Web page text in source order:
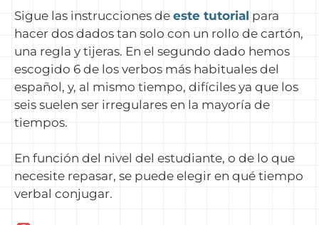
Sigue las instrucciones de este tutorial para
hacer dos dados tan solo con un rollo de cartón,
una regla y tijeras. En el segundo dado hemos
escogido 6 de los verbos más habituales del
español, y, al mismo tiempo, difíciles ya que los
seis suelen ser irregulares en la mayoría de
tiempos.
En función del nivel del estudiante, o de lo que
necesite repasar, se puede elegir en qué tiempo
verbal conjugar.